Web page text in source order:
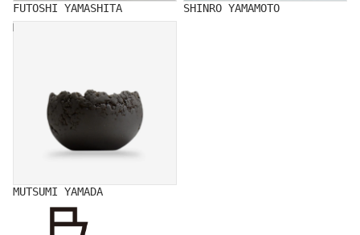
FUTOSHI YAMASHITA
SHINRO YAMAMOTO
MUTSUMI YAMADA
MUTSUMI YAMADA